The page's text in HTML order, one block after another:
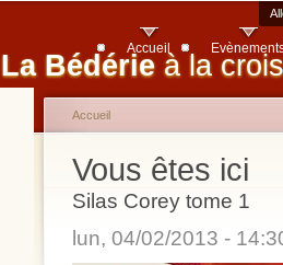
La Bédérie à la
Accueil
Vous êtes ici
Accueil
Silas Corey tome 1
lun, 04/02/2013 -